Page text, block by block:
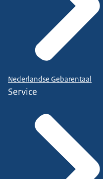
Nederlandse Gebarentaal
Service